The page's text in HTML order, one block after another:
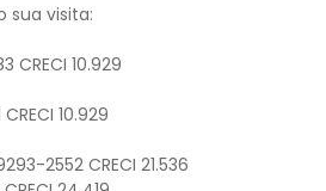
sua visita:
CRECI 10.929
10.929
2552 CRECI 21.536